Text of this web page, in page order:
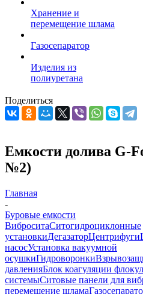
Хранение и
перемещение шлама
Газосепаратор
Изделия из
полиуретана
Поделиться
Емкости долива G-
№2)
Главная
-
Буровые емкости
ВиброситаСитогидроциклонные
установкиДегазаторЦентрифуги
насосУстановка вакуумной
осушкиГидроворонки
давленияБлок коагуляции
системыСитовые панели для
перемещение шлама